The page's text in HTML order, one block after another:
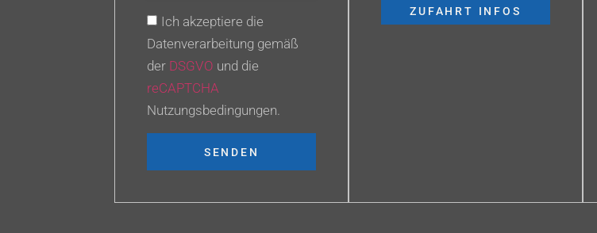
Ich akzeptiere die
Datenverarbeitung gemäß
der DSGVO und die
reCAPTCHA
Nutzungsbedingungen.
SENDEN
ZUFAHRT INFOS